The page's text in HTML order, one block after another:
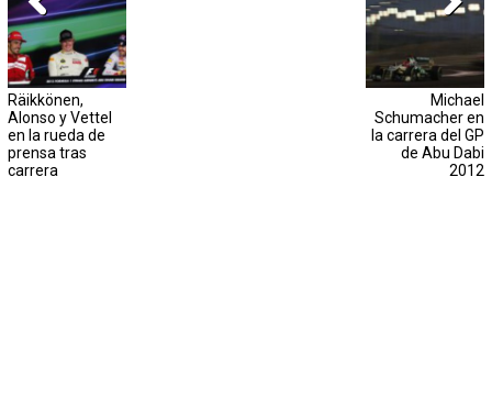
Räikkönen,
Alonso y Vettel
en la rueda de
prensa tras
carrera
Michael
Schumacher en
la carrera del GP
de Abu Dabi
2012